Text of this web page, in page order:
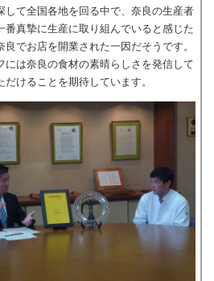
て全国各地を回る中で、奈良の生産者
番真摯に生産に取り組んでいると感じた
良でお店を開業された一因だそうです。
には奈良の食材の素晴らしさを発信して
だけることを期待しています。